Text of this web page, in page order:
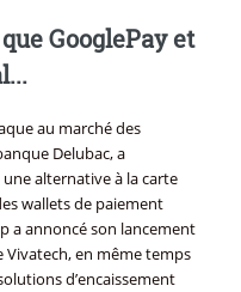
GooglePay et
au marché des
Delubac, a
alternative à la carte
wallets de paiement
a annoncé son lancement
Vivatech, en même temps
d’encaissement